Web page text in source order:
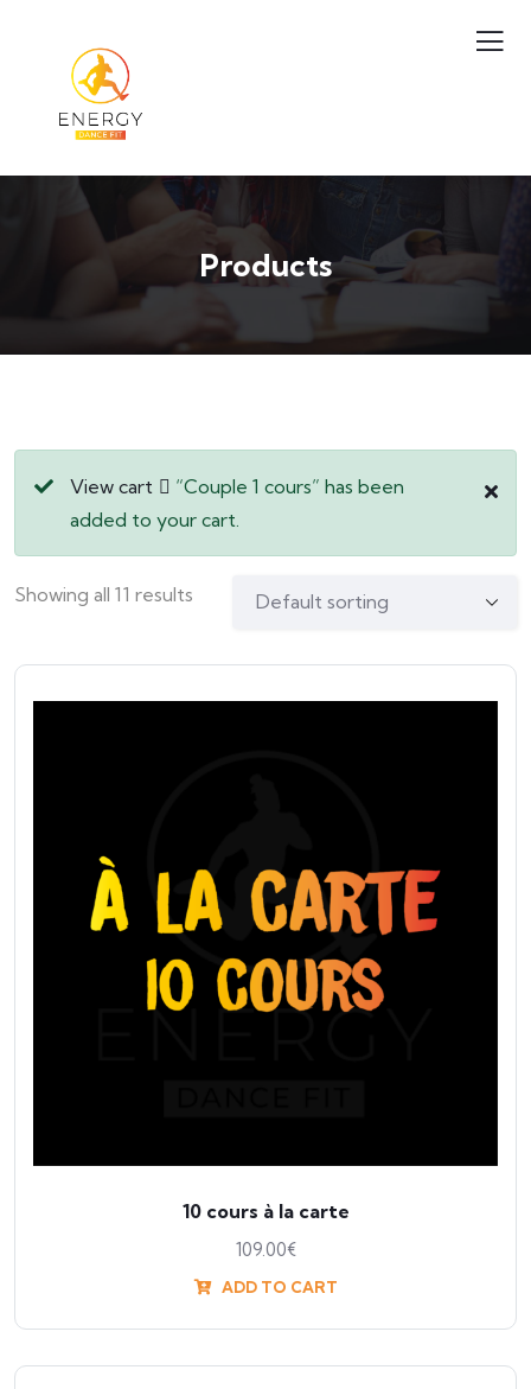
Products
View cart
“Couple 1 cours” has been
added to your cart.
Showing all 11 results
10 cours à la carte
109.00€
ADD TO CART